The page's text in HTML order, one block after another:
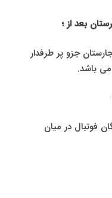
بعد از ؛
جزو پر طرفدار
باشد.
فوتبال در میان